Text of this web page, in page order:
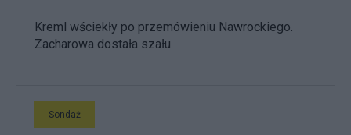
Kreml wściekły po przemówieniu Nawrockiego.
Zacharowa dostała szału
Sondaż